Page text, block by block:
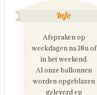
Info
Afspraken op
weekdagen na 18u of
in het weekend.
Al onze ballonnen
worden opgeblazen
geleverd en